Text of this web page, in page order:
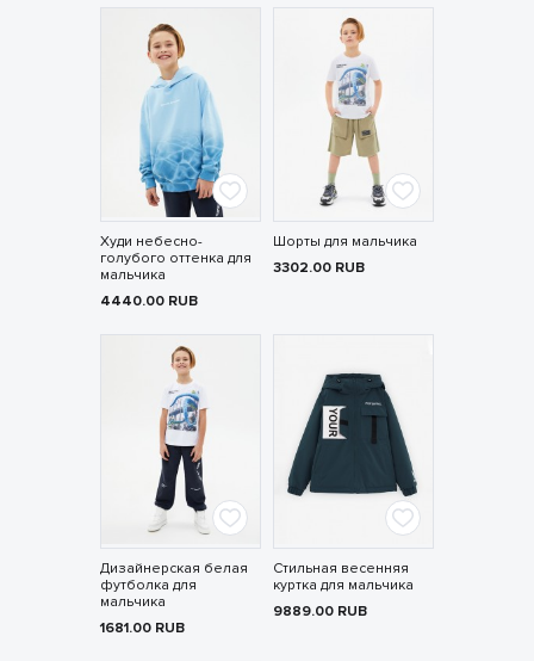
Худи небесно-
голубого оттенка для
мальчика
4440.00 RUB
Шорты для мальчика
3302.00 RUB
Дизайнерская белая
футболка для
мальчика
1681.00 RUB
Стильная весенняя
куртка для мальчика
9889.00 RUB